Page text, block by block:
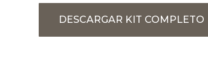
DESCARGAR KIT COMPLETO